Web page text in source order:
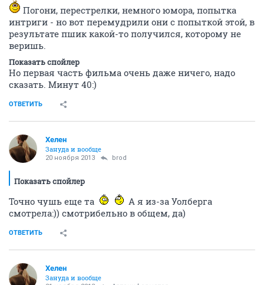
Погони, перестрелки, немного юмора, попытка
интриги - но вот перемудрили они с попыткой этой, в
результате пшик какой-то получился, которому не
веришь.
Показать спойлер
Но первая часть фильма очень даже ничего, надо
сказать. Минут 40:)
ОТВЕТИТЬ
Хелен
Зануда и вообще
20 ноября 2013 brod
Показать спойлер
Точно чушь еще та
А я из-за Уолберга
смотрела:)) смотрибельно в общем, да)
ОТВЕТИТЬ
Хелен
Зануда и вообще